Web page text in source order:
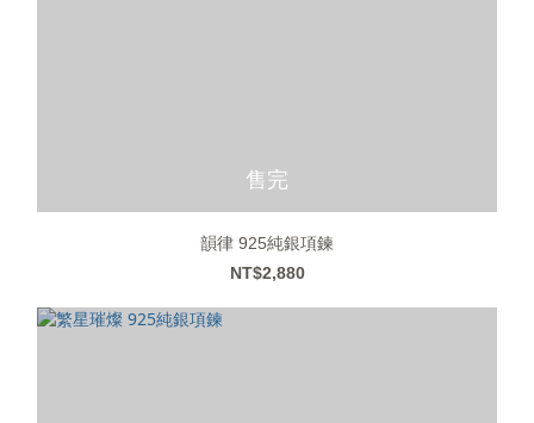
售完
韻律 925純銀項鍊
NT$2,880